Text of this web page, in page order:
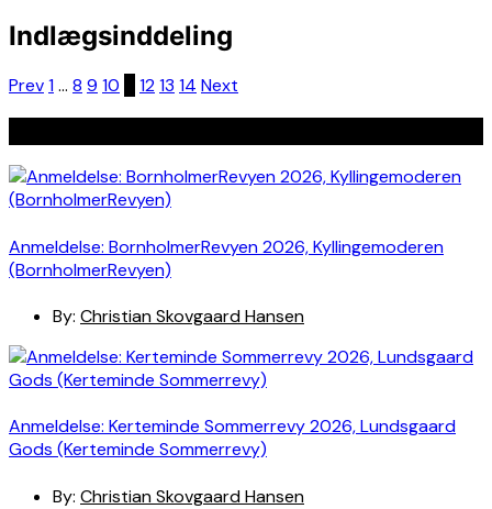
Indlægsinddeling
Prev1… 8 9 10 1213 14 Next
Anmeldelse: BornholmerRevyen 2026, Kyllingemoderen
(BornholmerRevyen)
By: Christian Skovgaard Hansen
Anmeldelse: Kerteminde Sommerrevy 2026, Lundsgaard
Gods (Kerteminde Sommerrevy)
By: Christian Skovgaard Hansen